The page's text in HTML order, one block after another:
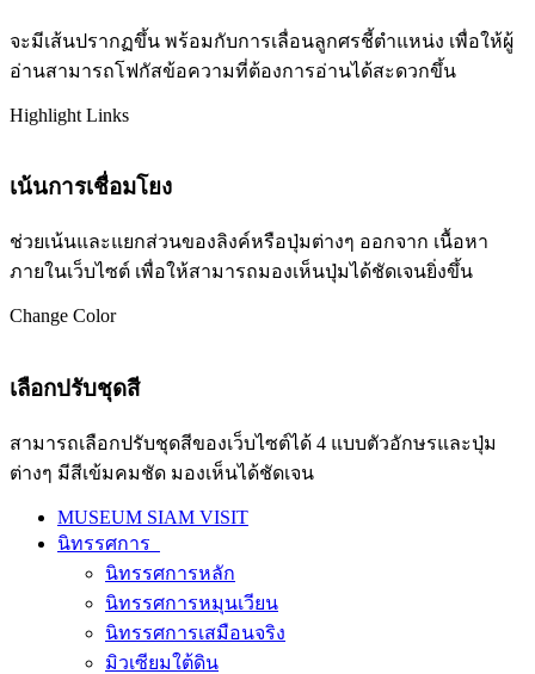
จะมีเส้นปรากฏขึ้น พร้อมกับการเลื่อนลูกศรชี้ตำแหน่ง เพื่อให้ผู้
อ่านสามารถโฟกัสข้อความที่ต้องการอ่านได้สะดวกขึ้น
Highlight Links
เน้นการเชื่อมโยง
ช่วยเน้นและแยกส่วนของลิงค์หรือปุ่มต่างๆ ออกจาก เนื้อหา
ภายในเว็บไซต์ เพื่อให้สามารถมองเห็นปุ่มได้ชัดเจนยิ่งขึ้น
Change Color
เลือกปรับชุดสี
สามารถเลือกปรับชุดสีของเว็บไซต์ได้ 4 แบบตัวอักษรและปุ่ม
ต่างๆ มีสีเข้มคมชัด มองเห็นได้ชัดเจน
MUSEUM SIAM VISIT
นิทรรศการ
นิทรรศการหลัก
นิทรรศการหมุนเวียน
นิทรรศการเสมือนจริง
มิวเซียมใต้ดิน